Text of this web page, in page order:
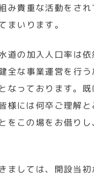
み貴重な活動をされ
まいります。
道の加入人口率は
全な事業運営を行
なっております。
様には何卒ご理解
をこの場をお借り
ましては、開設当